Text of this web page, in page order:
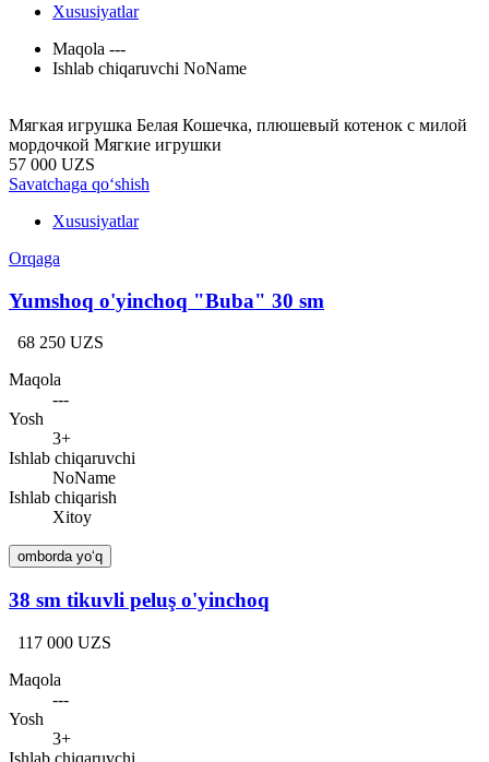
Xususiyatlar
Maqola ---
Ishlab chiqaruvchi NoName
Мягкая игрушка Белая Кошечка, плюшевый котенок с милой
мордочкой Мягкие игрушки
57 000 UZS
Savatchaga qo‘shish
Xususiyatlar
Orqaga
Yumshoq o'yinchoq "Buba" 30 sm
68 250 UZS
Maqola
---
Yosh
3+
Ishlab chiqaruvchi
NoName
Ishlab chiqarish
Xitoy
omborda yo‘q
38 sm tikuvli peluş o'yinchoq
117 000 UZS
Maqola
---
Yosh
3+
Ishlab chiqaruvchi